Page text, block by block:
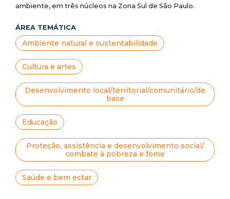
ambiente, em três núcleos na Zona Sul de São Paulo.
ÁREA TEMÁTICA
Ambiente natural e sustentabilidade
Cultura e artes
Desenvolvimento local/territorial/comunitário/de
base
Educação
Proteção, assistência e desenvolvimento social/
combate à pobreza e fome
Saúde e bem estar